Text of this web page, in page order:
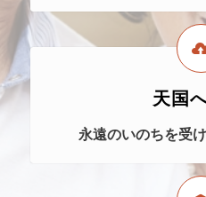
天国
永遠のいのちを受